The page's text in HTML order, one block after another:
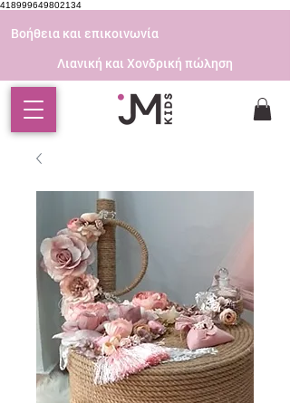
418999649802134
Βοήθεια και επικοινωνία
Λιανική και Χονδρική πώληση